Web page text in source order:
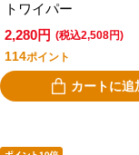
トワイパー
2,280円 (税込2,508円)
114ポイント
カートに追